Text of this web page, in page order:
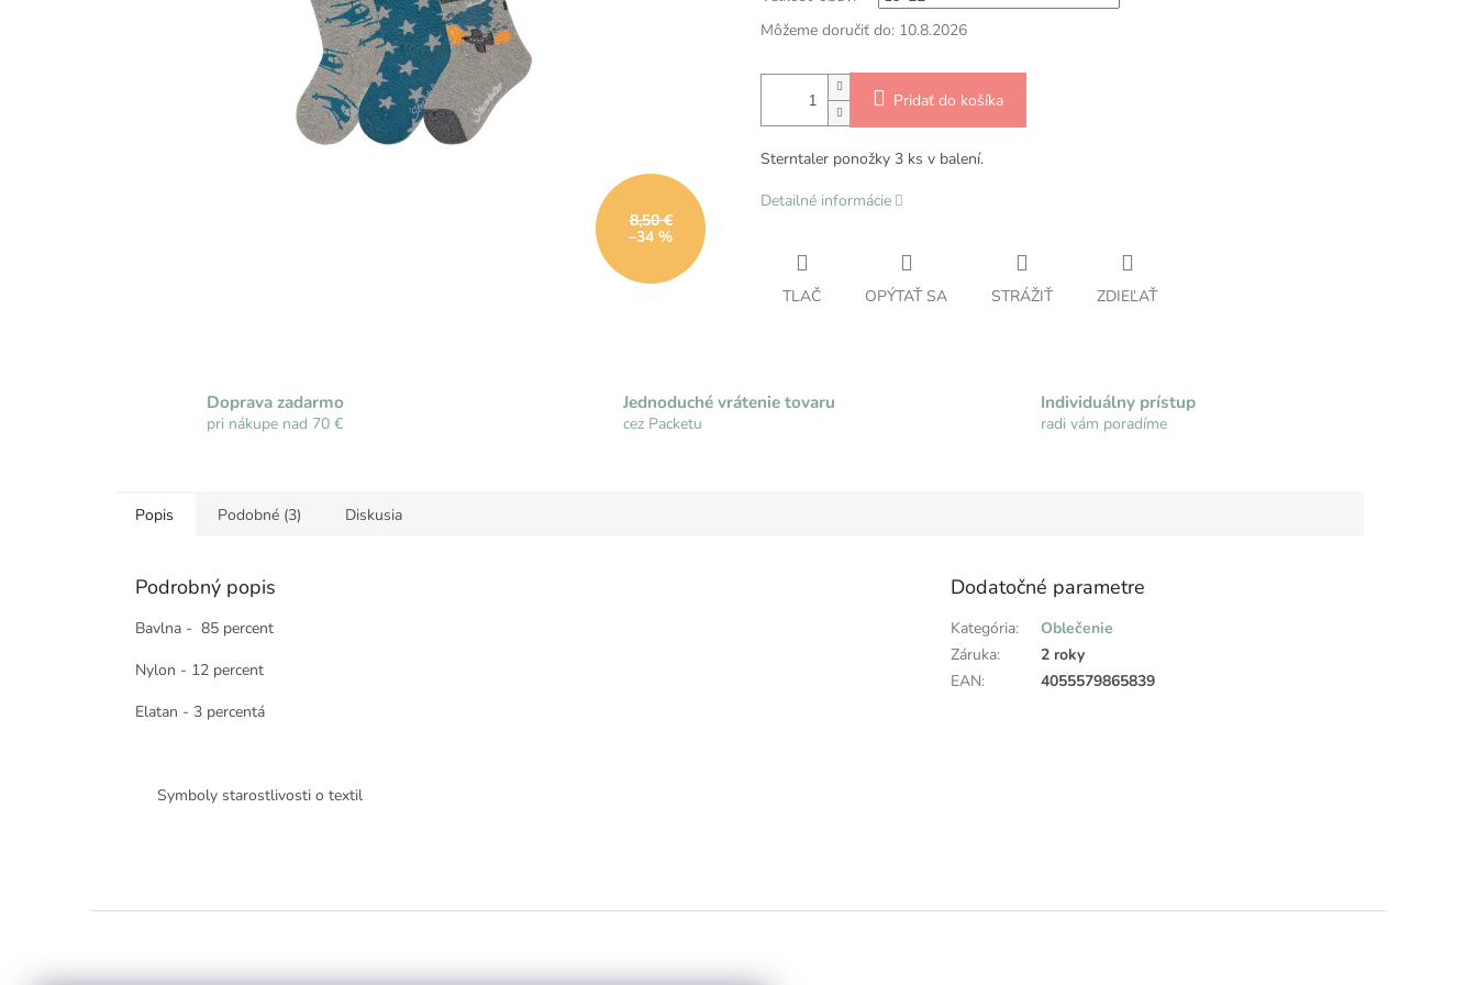
8,50 €
–34 %
Môžeme doručiť do: 10.8.2026
Pridať do košíka
Sterntaler ponožky 3 ks v balení.
Detailné informácie
TLAČ OPÝTAŤ SA STRÁŽIŤ ZDIEĽAŤ
Doprava zadarmo
pri nákupe nad 70 €
Jednoduché vrátenie tovaru
cez Packetu
Individuálny prístup
radi vám poradíme
Popis Podobné (3) Diskusia
Podrobný popis
Bavlna - 85 percent
Nylon - 12 percent
Elatan - 3 percentá
Symboly starostlivosti o textil
Dodatočné parametre
Kategória:
Oblečenie
Záruka:
2 roky
EAN: 4055579865839